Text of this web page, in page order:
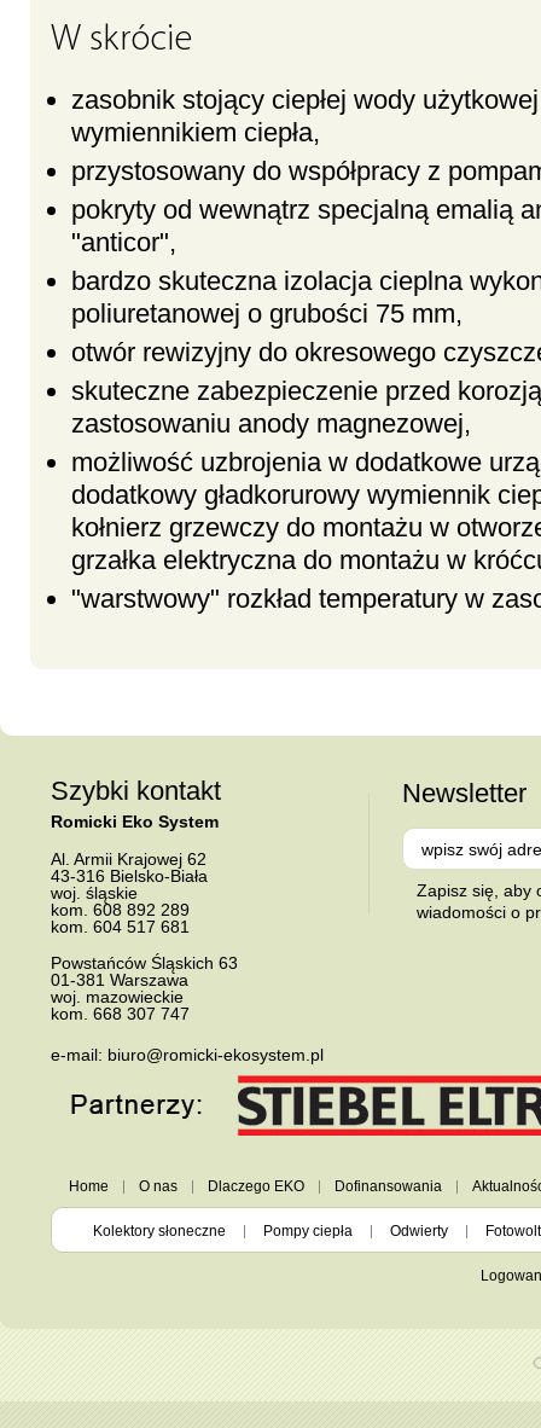
W skrócie
zasobnik stojący ciepłej wody
wymiennikiem ciepła,
przystosowany do współpracy z
pokryty od wewnątrz specjalną emalią
"anticor",
bardzo skuteczna izolacja cieplna
poliuretanowej o grubości 75 mm,
otwór rewizyjny do okresowego
skuteczne zabezpieczenie przed
zastosowaniu anody magnezowej,
możliwość uzbrojenia w dodatkowe
dodatkowy gładkorurowy wymiennik
kołnierz grzewczy do montażu w
grzałka elektryczna do montażu w
"warstwowy" rozkład temperatury w
Szybki kontakt
Romicki Eko System
Al. Armii Krajowej 62
43-316 Bielsko-Biała
woj. śląskie
kom. 608 892 289
kom. 604 517 681
Powstańców Śląskich 63
01-381 Warszawa
woj. mazowieckie
kom. 668 307 747
e-mail: biuro@romicki-ekosystem.pl
Newsletter
Zapisz się, aby
wiadomości o
Home O nas Dlaczego EKO Dofinansowania
Kolektory słoneczne Pompy ciepła Odwierty